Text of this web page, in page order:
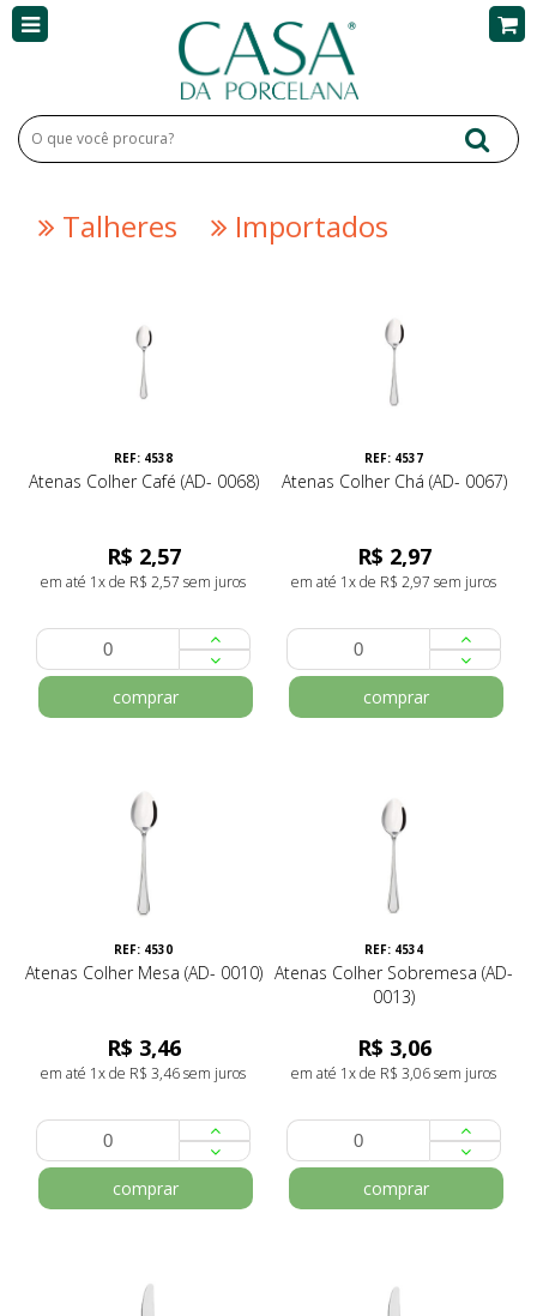
Talheres Importados
REF: 4538
Atenas Colher Café (AD- 0068)
R$ 2,57
em até 1x de R$ 2,57 sem juros
comprar
REF: 4537
Atenas Colher Chá (AD- 0067)
R$ 2,97
em até 1x de R$ 2,97 sem juros
comprar
REF: 4530
Atenas Colher Mesa (AD- 0010)
R$ 3,46
em até 1x de R$ 3,46 sem juros
comprar
REF: 4534
Atenas Colher Sobremesa (AD-
0013)
R$ 3,06
em até 1x de R$ 3,06 sem juros
comprar